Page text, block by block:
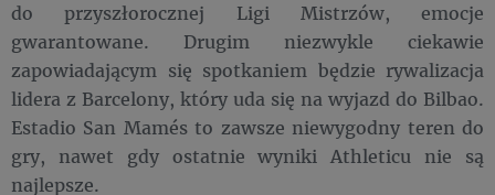
do przyszłorocznej Ligi Mistrzów, emocje
gwarantowane. Drugim niezwykle ciekawie
zapowiadającym się spotkaniem będzie rywalizacja
lidera z Barcelony, który uda się na wyjazd do Bilbao.
Estadio San Mamés to zawsze niewygodny teren do
gry, nawet gdy ostatnie wyniki Athleticu nie są
najlepsze.